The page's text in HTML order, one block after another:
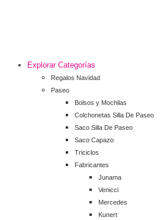
Explorar Categorías
Regalos Navidad
Paseo
Bolsos y Mochilas
Colchonetas Silla De Paseo
Saco Silla De Paseo
Saco Capazo
Triciclos
Fabricantes
Junama
Venicci
Mercedes
Kunert